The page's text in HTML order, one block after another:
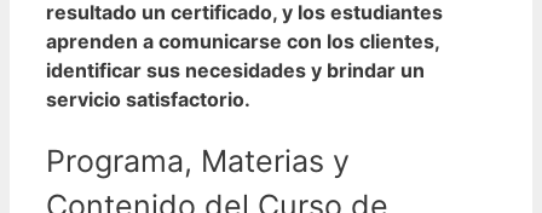
resultado un certificado, y los estudiantes
aprenden a comunicarse con los clientes,
identificar sus necesidades y brindar un
servicio satisfactorio.
Programa, Materias y